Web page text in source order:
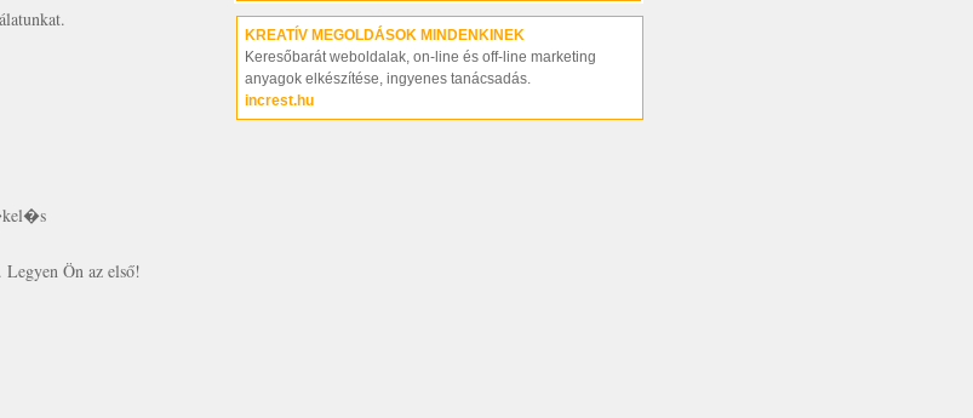
Ön az első!
KREATÍV MEGOLDÁSOK MINDENKINEK
Keresőbarát weboldalak, on-line és off-line marketing
anyagok elkészítése, ingyenes tanácsadás.
increst.hu